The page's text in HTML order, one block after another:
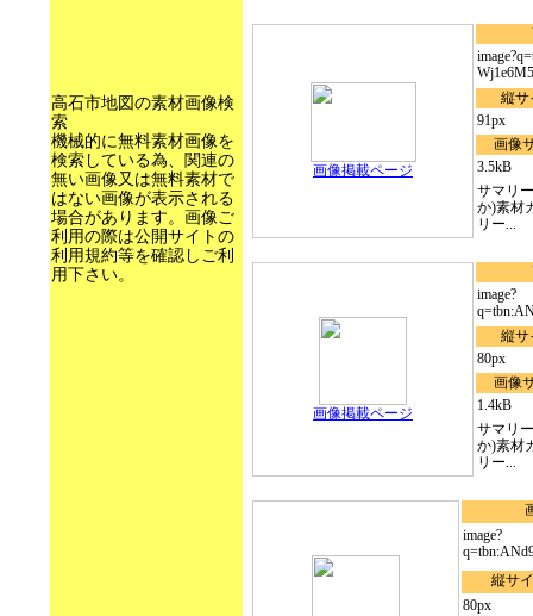
高石市地図の素材画像検
索
機械的に無料素材画像を
検索している為、関連の
無い画像又は無料素材で
はない画像が表示される
場合があります。画像ご
利用の際は公開サイトの
利用規約等を確認しご利
用下さい。
画像掲載ページ
縦サ
91px
画像
3.5kB
サマリ
か)素材
リー...
画像掲載ページ
image?
縦サ
80px
画像
1.4kB
サマリ
か)素材
リー...
image?
縦サ
80px